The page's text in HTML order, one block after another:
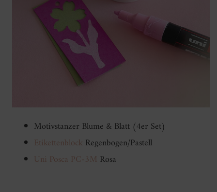
Motivstanzer Blume & Blatt (4er Set)
Etikettenblock Regenbogen/Pastell
Uni Posca PC-3M Rosa